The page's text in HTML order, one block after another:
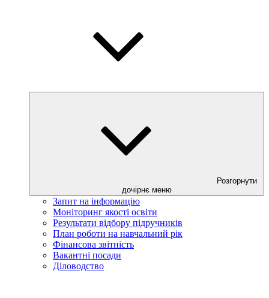
Розгорнути
дочірнє меню
Запит на інформацію
Моніторинг якості освіти
Результати відбору підручників
План роботи на навчальний рік
Фінансова звітність
Вакантні посади
Діловодство